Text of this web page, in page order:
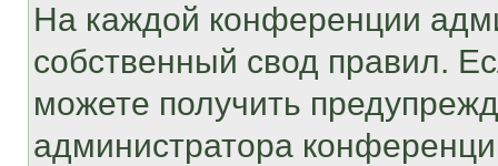
На каждой конференции
собственный свод правил.
можете получить
администратора